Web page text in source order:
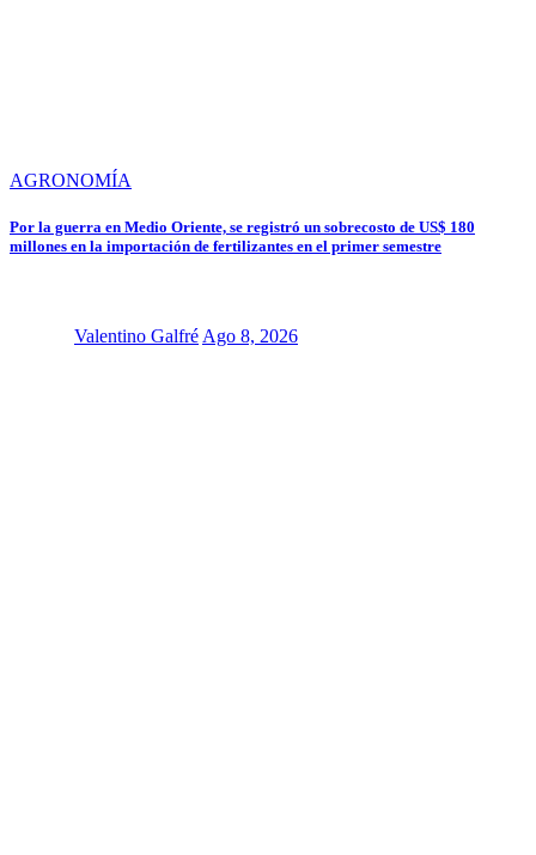
AGRONOMÍA
Por la guerra en Medio Oriente, se registró un sobrecosto de US$ 180
millones en la importación de fertilizantes en el primer semestre
Valentino GalfréAgo 8, 2026